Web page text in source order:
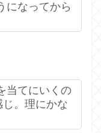
になってから
当てにいくの
じ。理にかな